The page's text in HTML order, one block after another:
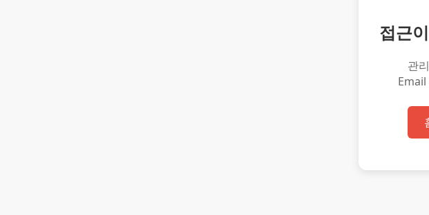
접근
관